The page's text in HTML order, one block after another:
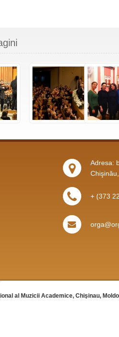
Adresa:
+ (373
al Muzicii Academice, Chişinau,